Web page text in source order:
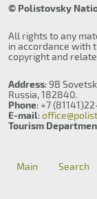
© Polistovsky
All rights to any
in accordance with
copyright and
Address: 9B
Russia, 182840.
Phone: +7
E-mail:
Tourism
Main Search